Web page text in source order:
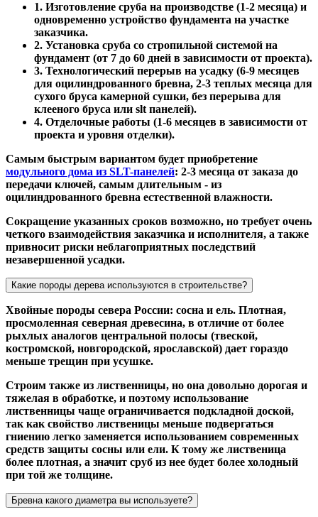
1. Изготовление сруба на производстве (1-2 месяца) и
одновременно устройство фундамента на участке
заказчика.
2. Установка сруба со стропильной системой на
фундамент (от 7 до 60 дней в зависимости от проекта).
3. Технологический перерыв на усадку (6-9 месяцев
для оцилиндрованного бревна, 2-3 теплых месяца для
сухого бруса камерной сушки, без перерыва для
клееного бруса или slt панелей).
4. Отделочные работы (1-6 месяцев в зависимости от
проекта и уровня отделки).
Самым быстрым вариантом будет приобретение
модульного дома из SLT-панелей: 2-3 месяца от заказа до
передачи ключей, самым длительным - из
оцилиндрованного бревна естественной влажности.
Сокращение указанных сроков возможно, но требует очень
четкого взаимодействия заказчика и исполнителя, а также
привносит риски неблагоприятных последствий
незавершенной усадки.
Какие породы дерева используются в строительстве?
Хвойные породы севера России: сосна и ель. Плотная,
просмоленная северная древесина, в отличие от более
рыхлых аналогов центральной полосы (твеской,
костромской, новгородской, ярославской) дает гораздо
меньше трещин при усушке.
Строим также из лиственницы, но она довольно дорогая и
тяжелая в обработке, и поэтому использование
лиственницы чаще ограничивается подкладной доской,
так как свойство лиственицы меньше подвергаться
гниению легко заменяется использованием современных
средств защиты сосны или ели. К тому же лиственица
более плотная, а значит сруб из нее будет более холодный
при той же толщине.
Бревна какого диаметра вы используете?